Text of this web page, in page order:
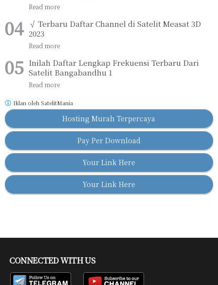
√ Terbaru Daftar Channel di Satelit Measat 3D
2023
Inilah Daftar Lengkap Frekuensi Terbaru Dari
Satelit Bangabandhu 1
Hosting Murah Terpercaya
Pay Per Download
Your Link Here
Your Link Here
Iklan oleh SatelitMania
CONNECTED WITH US